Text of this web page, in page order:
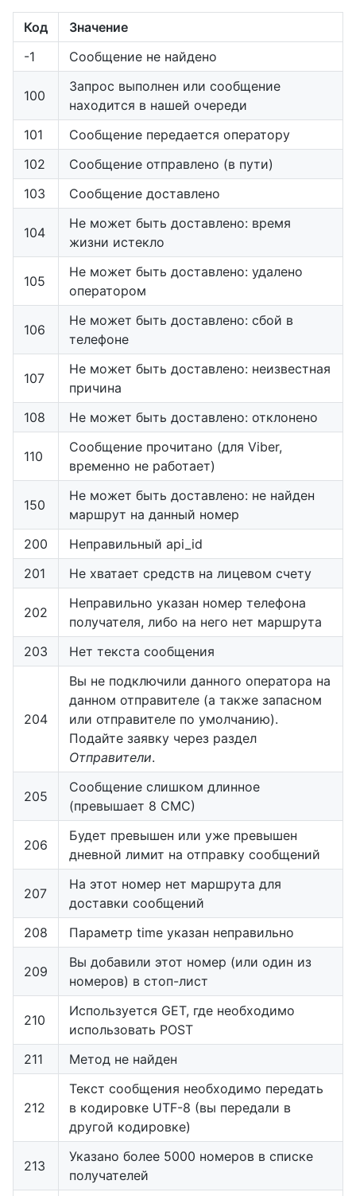
Код
Значение
-1
Сообщение не найдено
100
Запрос выполнен или сообщение
находится в нашей очереди
101
Сообщение передается оператору
102
Сообщение отправлено (в пути)
103
Сообщение доставлено
104
Не может быть доставлено: время
жизни истекло
105
Не может быть доставлено: удалено
оператором
106
Не может быть доставлено: сбой в
телефоне
107
Не может быть доставлено: неизвестная
причина
108
Не может быть доставлено: отклонено
110
Сообщение прочитано (для Viber,
временно не работает)
150
Не может быть доставлено: не найден
маршрут на данный номер
200
Неправильный api_id
201
Не хватает средств на лицевом счету
202
Неправильно указан номер телефона
получателя, либо на него нет маршрута
203
Нет текста сообщения
204
Вы не подключили данного оператора на
данном отправителе (а также запасном
или отправителе по умолчанию).
Подайте заявку через раздел
Отправители.
205
Сообщение слишком длинное
(превышает 8 СМС)
206
Будет превышен или уже превышен
дневной лимит на отправку сообщений
207
На этот номер нет маршрута для
доставки сообщений
208
Параметр time указан неправильно
209
Вы добавили этот номер (или один из
номеров) в стоп-лист
210
Используется GET, где необходимо
использовать POST
211
Метод не найден
212
Текст сообщения необходимо передать
в кодировке UTF-8 (вы передали в
другой кодировке)
213
Указано более 5000 номеров в списке
получателей